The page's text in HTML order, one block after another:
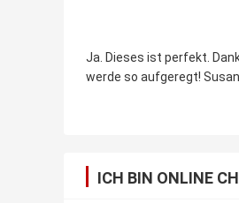
Ja. Dieses ist perfekt.
werde so aufgeregt! Susan
ICH BIN ONLINE